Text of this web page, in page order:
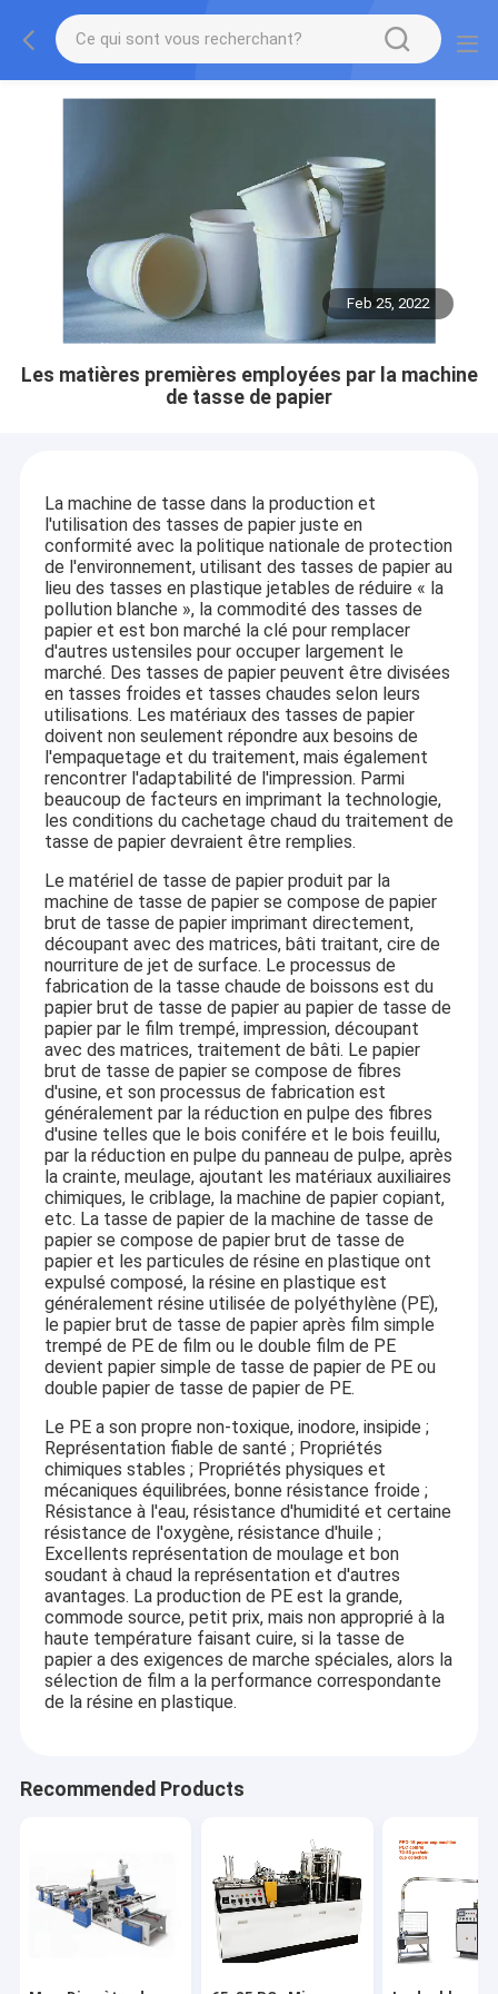
Feb 25, 2022
Les matières premières employées par la machine
de tasse de papier
La machine de tasse dans la production et
l'utilisation des tasses de papier juste en
conformité avec la politique nationale de protection
de l'environnement, utilisant des tasses de papier au
lieu des tasses en plastique jetables de réduire « la
pollution blanche », la commodité des tasses de
papier et est bon marché la clé pour remplacer
d'autres ustensiles pour occuper largement le
marché. Des tasses de papier peuvent être divisées
en tasses froides et tasses chaudes selon leurs
utilisations. Les matériaux des tasses de papier
doivent non seulement répondre aux besoins de
l'empaquetage et du traitement, mais également
rencontrer l'adaptabilité de l'impression. Parmi
beaucoup de facteurs en imprimant la technologie,
les conditions du cachetage chaud du traitement de
tasse de papier devraient être remplies.
Le matériel de tasse de papier produit par la
machine de tasse de papier se compose de papier
brut de tasse de papier imprimant directement,
découpant avec des matrices, bâti traitant, cire de
nourriture de jet de surface. Le processus de
fabrication de la tasse chaude de boissons est du
papier brut de tasse de papier au papier de tasse de
papier par le film trempé, impression, découpant
avec des matrices, traitement de bâti. Le papier
brut de tasse de papier se compose de fibres
d'usine, et son processus de fabrication est
généralement par la réduction en pulpe des fibres
d'usine telles que le bois conifére et le bois feuillu,
par la réduction en pulpe du panneau de pulpe, après
la crainte, meulage, ajoutant les matériaux auxiliaires
chimiques, le criblage, la machine de papier copiant,
etc. La tasse de papier de la machine de tasse de
papier se compose de papier brut de tasse de
papier et les particules de résine en plastique ont
expulsé composé, la résine en plastique est
généralement résine utilisée de polyéthylène (PE),
le papier brut de tasse de papier après film simple
trempé de PE de film ou le double film de PE
devient papier simple de tasse de papier de PE ou
double papier de tasse de papier de PE.
Le PE a son propre non-toxique, inodore, insipide ;
Représentation fiable de santé ; Propriétés
chimiques stables ; Propriétés physiques et
mécaniques équilibrées, bonne résistance froide ;
Résistance à l'eau, résistance d'humidité et certaine
résistance de l'oxygène, résistance d'huile ;
Excellents représentation de moulage et bon
soudant à chaud la représentation et d'autres
avantages. La production de PE est la grande,
commode source, petit prix, mais non approprié à la
haute température faisant cuire, si la tasse de
papier a des exigences de marche spéciales, alors la
sélection de film a la performance correspondante
de la résine en plastique.
Recommended Products